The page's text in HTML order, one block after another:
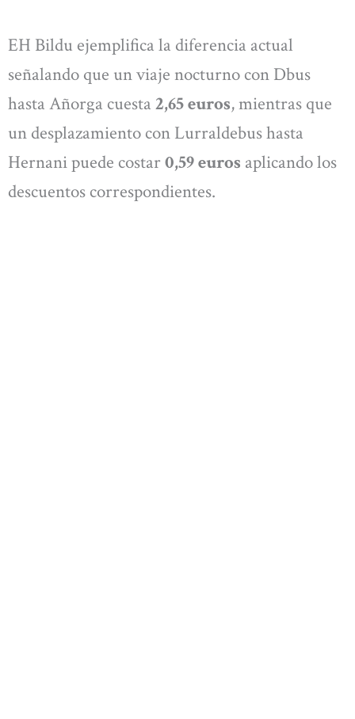
EH Bildu ejemplifica la diferencia actual
señalando que un viaje nocturno con Dbus
hasta Añorga cuesta 2,65 euros, mientras que
un desplazamiento con Lurraldebus hasta
Hernani puede costar0,59 euros aplicando los
descuentos correspondientes.